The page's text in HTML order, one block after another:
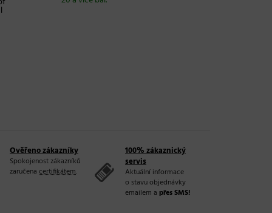
Ověřeno zákazníky
Spokojenost zákazníků
zaručena certifikátem.
100% zákaznický
servis
Aktuální informace
o stavu objednávky
emailem a přes SMS!